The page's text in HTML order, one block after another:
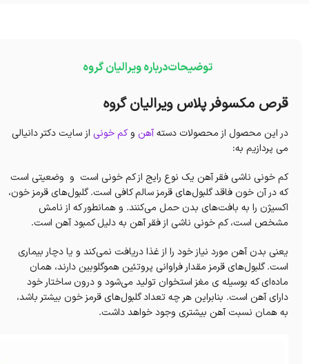
توضیحاتدرباره ویرالیان گروه
قرص مکسوفر پلاس ویرالیان گروه
در این محصول از محصولات دستهآهن وکم خونی از سایت دکتر دانیالی
می پردازیم به:
کم خونی ناشی فقر آهن یک نوع رایج از کم خونی است و وضعیتی است
که در آن خون فاقد گلبول‌های قرمز سالم کافی است. گلبول‌های قرمز خون،
اکسیژن را به بافت‌های بدن حمل می‌کنند. و همانطور که از نامش
مشخص است، کم خونی ناشی از فقر آهن به دلیل کمبود آهن است.
یعنی بدن آهن مورد نیاز خود را از غذا دریافت نمی‌کند و یا دچار بیماری
است. گلبول‌های قرمز مقدار فراوانی پروتئین هموگلوبین دارند، همان
ماده‌ای که بوسیله ی مغز استخوان تولید می‌شود و درون ساختار خود
دارای آهن است. بنابراین هر چه تعداد گلبول‌های قرمز خون بیشتر باشد،
به همان نسبت آهن بیشتری وجود خواهد داشت.